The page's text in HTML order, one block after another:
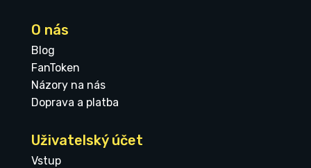
O nás
Blog
FanToken
Názory na nás
Doprava a platba
Uživatelský účet
Vstup